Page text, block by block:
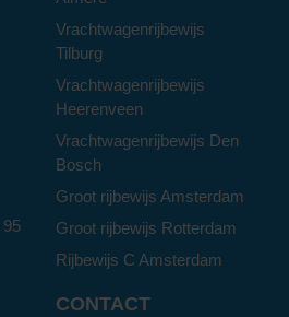
Vrachtwagenrijbewijs
Tilburg
Vrachtwagenrijbewijs
Heerenveen
Vrachtwagenrijbewijs Den
Bosch
Groot rijbewijs Amsterdam
Groot rijbewijs Rotterdam
Rijbewijs C Amsterdam
CONTACT